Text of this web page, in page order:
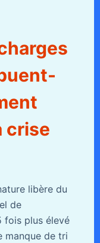
crise
libère du
de
fois plus élevé
manque de tri